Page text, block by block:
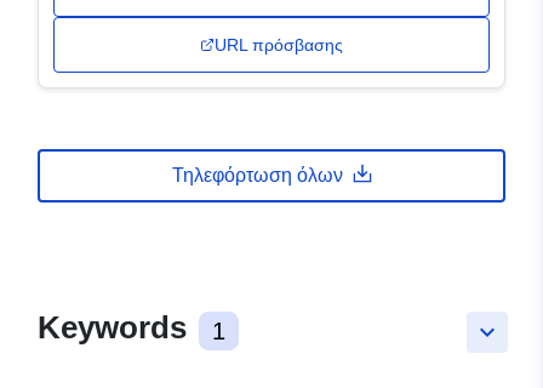
URL πρόσβασης
Τηλεφόρτωση όλων
keyboard_arrow_down
Keywords 1